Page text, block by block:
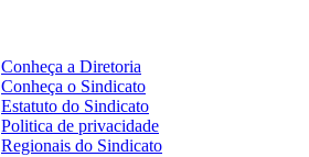
Conheça a Diretoria
Conheça o Sindicato
Estatuto do Sindicato
Politica de privacidade
Regionais do Sindicato